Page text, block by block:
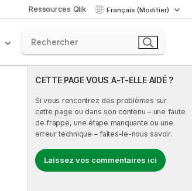
Ressources Qlik Français (Modifier)
CETTE PAGE VOUS A-T-ELLE AIDÉ ?
Si vous rencontrez des problèmes sur
cette page ou dans son contenu – une faute
de frappe, une étape manquante ou une
erreur technique – faites-le-nous savoir.
Laissez vos commentaires ici